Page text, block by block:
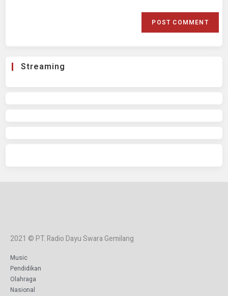
Streaming
2021 © PT. Radio Dayu Swara Gemilang
Music
Pendidikan
Olahraga
Nasional